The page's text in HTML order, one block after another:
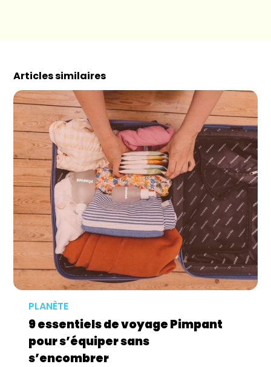
Articles similaires
PLANÈTE
9 essentiels de voyage Pimpant
pour s’équiper sans
s’encombrer